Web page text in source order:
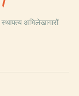
अभिलेखागारों